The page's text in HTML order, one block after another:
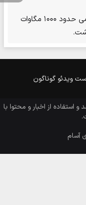
مدیرعامل توانیر گفت: تغییر ساعت رسمی حدود ۱۰۰۰ مگاوات
ویدئو گوناگون
و استفاده از اخبار و محتوا با
آسام